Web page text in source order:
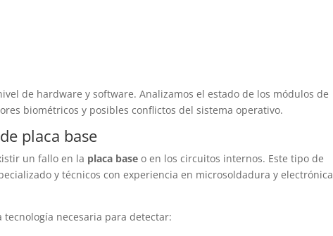
de hardware y software. Analizamos el estado de los módulos de
biométricos y posibles conflictos del sistema operativo.
placa base
un fallo en la placa base o en los circuitos internos. Este tipo de
y técnicos con experiencia en microsoldadura y electrónica
tecnología necesaria para detectar: